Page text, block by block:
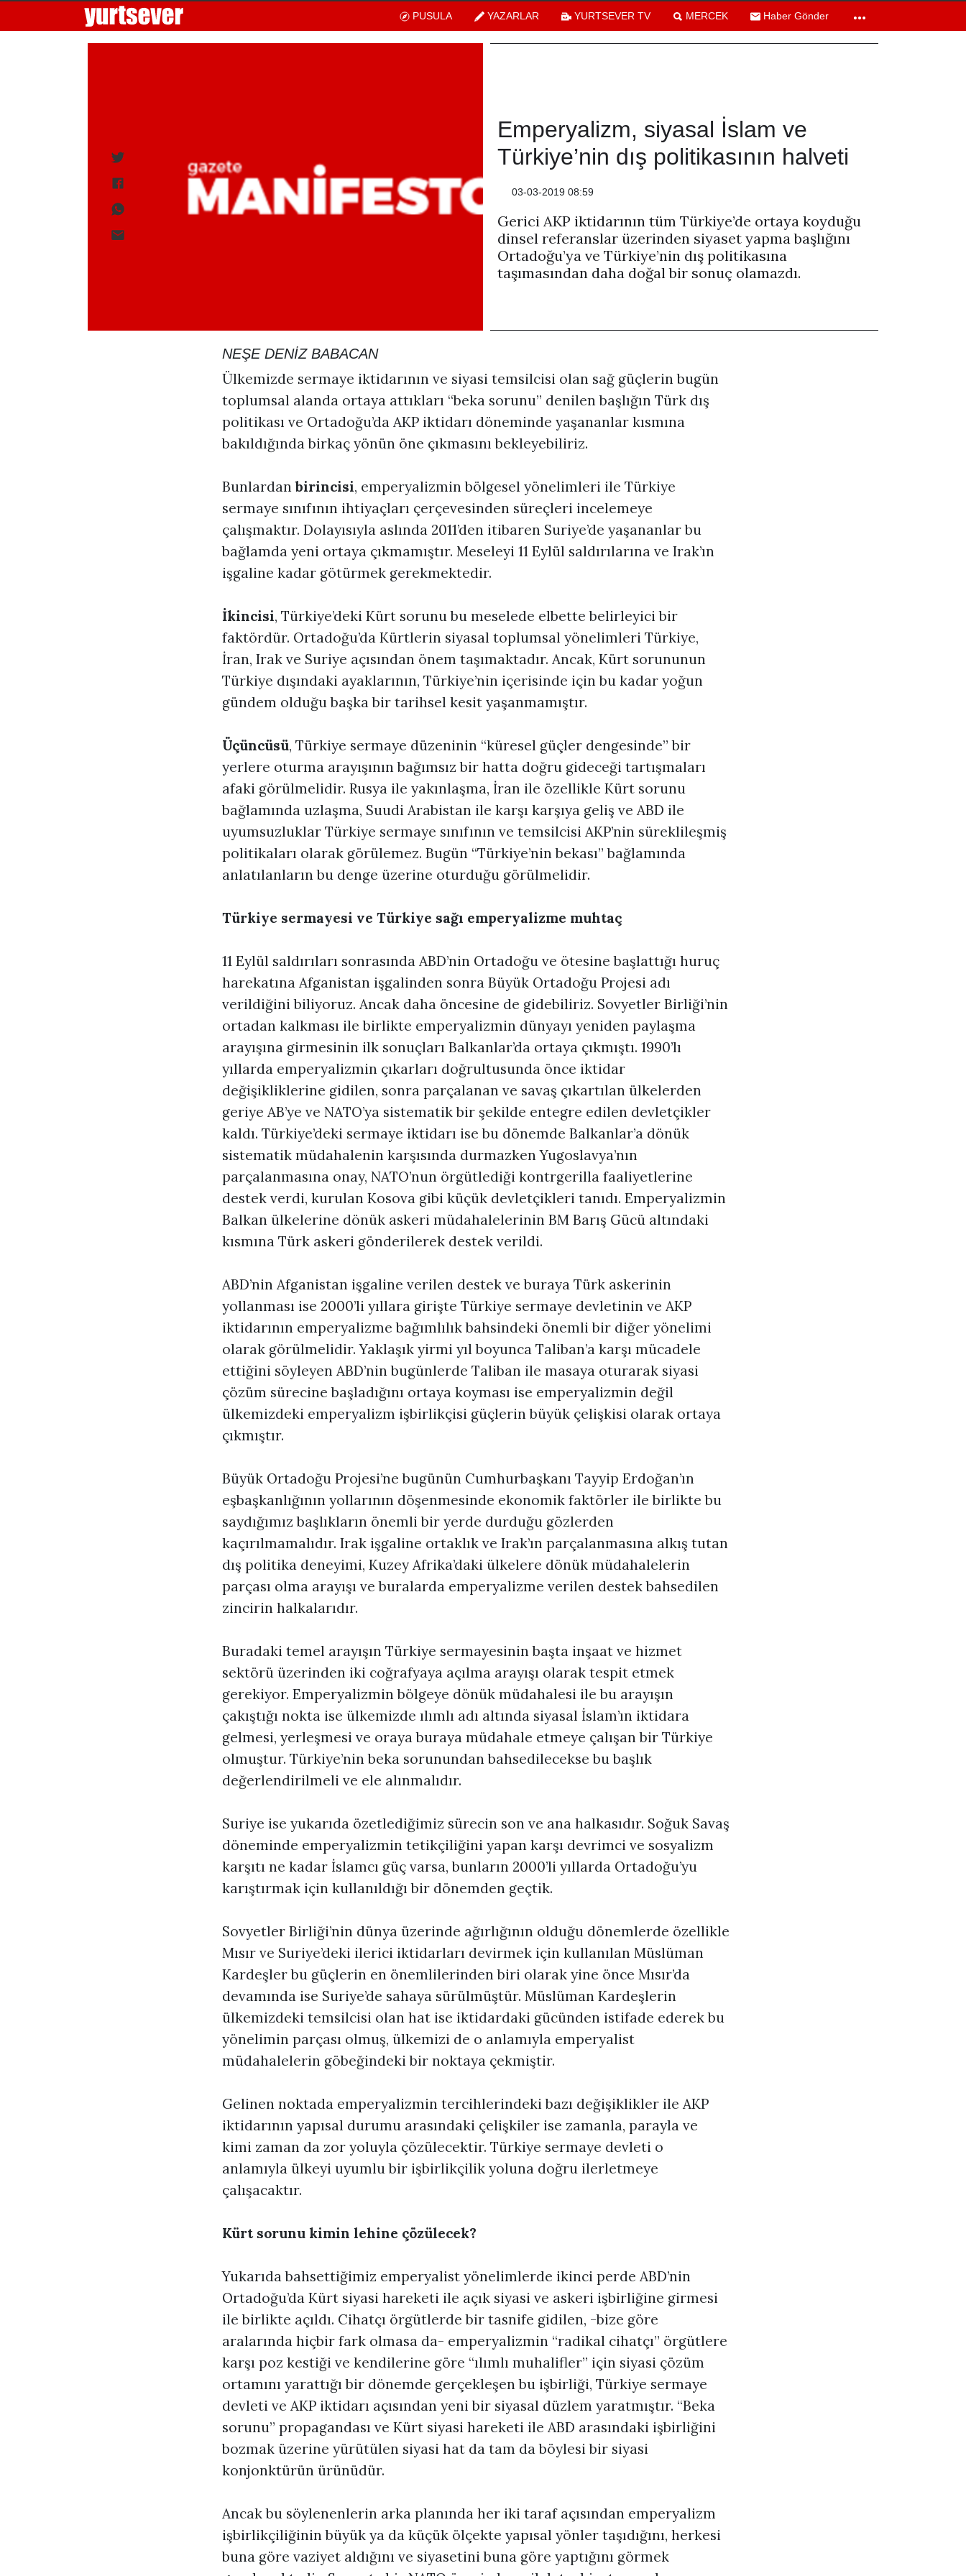
PUSULA YAZARLAR YURTSEVER TV MERCEK Haber Gönder
Emperyalizm, siyasal İslam ve
Türkiye’nin dış politikasının halveti
03-03-2019 08:59
Gerici AKP iktidarının tüm Türkiye’de ortaya koyduğu
dinsel referanslar üzerinden siyaset yapma başlığını
Ortadoğu’ya ve Türkiye’nin dış politikasına
taşımasından daha doğal bir sonuç olamazdı.
NEŞE DENİZ BABACAN
Ülkemizde sermaye iktidarının ve siyasi temsilcisi olan sağ güçlerin bugün
toplumsal alanda ortaya attıkları “beka sorunu” denilen başlığın Türk dış
politikası ve Ortadoğu’da AKP iktidarı döneminde yaşananlar kısmına
bakıldığında birkaç yönün öne çıkmasını bekleyebiliriz.
Bunlardanbirincisi, emperyalizmin bölgesel yönelimleri ile Türkiye
sermaye sınıfının ihtiyaçları çerçevesinden süreçleri incelemeye
çalışmaktır. Dolayısıyla aslında 2011’den itibaren Suriye’de yaşananlar bu
bağlamda yeni ortaya çıkmamıştır. Meseleyi 11 Eylül saldırılarına ve Irak’ın
işgaline kadar götürmek gerekmektedir.
İkincisi, Türkiye’deki Kürt sorunu bu meselede elbette belirleyici bir
faktördür. Ortadoğu’da Kürtlerin siyasal toplumsal yönelimleri Türkiye,
İran, Irak ve Suriye açısından önem taşımaktadır. Ancak, Kürt sorununun
Türkiye dışındaki ayaklarının, Türkiye’nin içerisinde için bu kadar yoğun
gündem olduğu başka bir tarihsel kesit yaşanmamıştır.
Üçüncüsü, Türkiye sermaye düzeninin “küresel güçler dengesinde” bir
yerlere oturma arayışının bağımsız bir hatta doğru gideceği tartışmaları
afaki görülmelidir. Rusya ile yakınlaşma, İran ile özellikle Kürt sorunu
bağlamında uzlaşma, Suudi Arabistan ile karşı karşıya geliş ve ABD ile
uyumsuzluklar Türkiye sermaye sınıfının ve temsilcisi AKP’nin süreklileşmiş
politikaları olarak görülemez. Bugün “Türkiye’nin bekası” bağlamında
anlatılanların bu denge üzerine oturduğu görülmelidir.
Türkiye sermayesi ve Türkiye sağı emperyalizme muhtaç
11 Eylül saldırıları sonrasında ABD’nin Ortadoğu ve ötesine başlattığı huruç
harekatına Afganistan işgalinden sonra Büyük Ortadoğu Projesi adı
verildiğini biliyoruz. Ancak daha öncesine de gidebiliriz. Sovyetler Birliği’nin
ortadan kalkması ile birlikte emperyalizmin dünyayı yeniden paylaşma
arayışına girmesinin ilk sonuçları Balkanlar’da ortaya çıkmıştı. 1990’lı
yıllarda emperyalizmin çıkarları doğrultusunda önce iktidar
değişikliklerine gidilen, sonra parçalanan ve savaş çıkartılan ülkelerden
geriye AB’ye ve NATO’ya sistematik bir şekilde entegre edilen devletçikler
kaldı. Türkiye’deki sermaye iktidarı ise bu dönemde Balkanlar’a dönük
sistematik müdahalenin karşısında durmazken Yugoslavya’nın
parçalanmasına onay, NATO’nun örgütlediği kontrgerilla faaliyetlerine
destek verdi, kurulan Kosova gibi küçük devletçikleri tanıdı. Emperyalizmin
Balkan ülkelerine dönük askeri müdahalelerinin BM Barış Gücü altındaki
kısmına Türk askeri gönderilerek destek verildi.
ABD’nin Afganistan işgaline verilen destek ve buraya Türk askerinin
yollanması ise 2000’li yıllara girişte Türkiye sermaye devletinin ve AKP
iktidarının emperyalizme bağımlılık bahsindeki önemli bir diğer yönelimi
olarak görülmelidir. Yaklaşık yirmi yıl boyunca Taliban’a karşı mücadele
ettiğini söyleyen ABD’nin bugünlerde Taliban ile masaya oturarak siyasi
çözüm sürecine başladığını ortaya koyması ise emperyalizmin değil
ülkemizdeki emperyalizm işbirlikçisi güçlerin büyük çelişkisi olarak ortaya
çıkmıştır.
Büyük Ortadoğu Projesi’ne bugünün Cumhurbaşkanı Tayyip Erdoğan’ın
eşbaşkanlığının yollarının döşenmesinde ekonomik faktörler ile birlikte bu
saydığımız başlıkların önemli bir yerde durduğu gözlerden
kaçırılmamalıdır. Irak işgaline ortaklık ve Irak’ın parçalanmasına alkış tutan
dış politika deneyimi, Kuzey Afrika’daki ülkelere dönük müdahalelerin
parçası olma arayışı ve buralarda emperyalizme verilen destek bahsedilen
zincirin halkalarıdır.
Buradaki temel arayışın Türkiye sermayesinin başta inşaat ve hizmet
sektörü üzerinden iki coğrafyaya açılma arayışı olarak tespit etmek
gerekiyor. Emperyalizmin bölgeye dönük müdahalesi ile bu arayışın
çakıştığı nokta ise ülkemizde ılımlı adı altında siyasal İslam’ın iktidara
gelmesi, yerleşmesi ve oraya buraya müdahale etmeye çalışan bir Türkiye
olmuştur. Türkiye’nin beka sorunundan bahsedilecekse bu başlık
değerlendirilmeli ve ele alınmalıdır.
Suriye ise yukarıda özetlediğimiz sürecin son ve ana halkasıdır. Soğuk Savaş
döneminde emperyalizmin tetikçiliğini yapan karşı devrimci ve sosyalizm
karşıtı ne kadar İslamcı güç varsa, bunların 2000’li yıllarda Ortadoğu’yu
karıştırmak için kullanıldığı bir dönemden geçtik.
Sovyetler Birliği’nin dünya üzerinde ağırlığının olduğu dönemlerde özellikle
Mısır ve Suriye’deki ilerici iktidarları devirmek için kullanılan Müslüman
Kardeşler bu güçlerin en önemlilerinden biri olarak yine önce Mısır’da
devamında ise Suriye’de sahaya sürülmüştür. Müslüman Kardeşlerin
ülkemizdeki temsilcisi olan hat ise iktidardaki gücünden istifade ederek bu
yönelimin parçası olmuş, ülkemizi de o anlamıyla emperyalist
müdahalelerin göbeğindeki bir noktaya çekmiştir.
Gelinen noktada emperyalizmin tercihlerindeki bazı değişiklikler ile AKP
iktidarının yapısal durumu arasındaki çelişkiler ise zamanla, parayla ve
kimi zaman da zor yoluyla çözülecektir. Türkiye sermaye devleti o
anlamıyla ülkeyi uyumlu bir işbirlikçilik yoluna doğru ilerletmeye
çalışacaktır.
Kürt sorunu kimin lehine çözülecek?
Yukarıda bahsettiğimiz emperyalist yönelimlerde ikinci perde ABD’nin
Ortadoğu’da Kürt siyasi hareketi ile açık siyasi ve askeri işbirliğine girmesi
ile birlikte açıldı. Cihatçı örgütlerde bir tasnife gidilen, -bize göre
aralarında hiçbir fark olmasa da- emperyalizmin “radikal cihatçı” örgütlere
karşı poz kestiği ve kendilerine göre “ılımlı muhalifler” için siyasi çözüm
ortamını yarattığı bir dönemde gerçekleşen bu işbirliği, Türkiye sermaye
devleti ve AKP iktidarı açısından yeni bir siyasal düzlem yaratmıştır. “Beka
sorunu” propagandası ve Kürt siyasi hareketi ile ABD arasındaki işbirliğini
bozmak üzerine yürütülen siyasi hat da tam da böylesi bir siyasi
konjonktürün ürünüdür.
Ancak bu söylenenlerin arka planında her iki taraf açısından emperyalizm
işbirlikçiliğinin büyük ya da küçük ölçekte yapısal yönler taşıdığını, herkesi
buna göre vaziyet aldığını ve siyasetini buna göre yaptığını görmek